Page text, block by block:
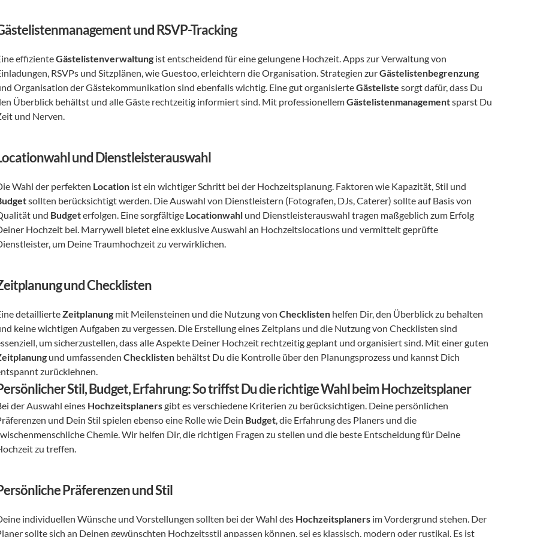
und RSVP-Tracking
effiziente Gästelistenverwaltung ist entscheidend für eine gelungene Hochzeit. Apps zur Verwaltung von
RSVPs und Sitzplänen, wie Guestoo, erleichtern die Organisation. Strategien zur Gästelistenbegrenzung
Organisation der Gästekommunikation sind ebenfalls wichtig. Eine gut organisierte Gästeliste sorgt dafür, dass Du
Überblick behältst und alle Gäste rechtzeitig informiert sind. Mit professionellem Gästelistenmanagement sparst Du
und Nerven.
und Dienstleisterauswahl
Wahl der perfekten Location
sollten berücksichtigt werden. Die Auswahl von Dienstleistern (Fotografen, DJs, Caterer) sollte auf Basis von
und Budget erfolgen. Eine sorgfältige Locationwahl und Dienstleisterauswahl tragen maßgeblich zum Erfolg
Hochzeit bei. Marrywell bietet eine exklusive Auswahl an Hochzeitslocations und vermittelt geprüfte
um Deine Traumhochzeit zu verwirklichen.
und Checklisten
detaillierte Zeitplanung mit Meilensteinen und die Nutzung von Checklisten helfen Dir, den Überblick zu behalten
keine wichtigen Aufgaben zu vergessen. Die Erstellung eines Zeitplans und die Nutzung von Checklisten sind
und umfassenden Checklisten behältst Du die Kontrolle über den Planungsprozess und kannst Dich
zurücklehnen.
Stil, Budget, Erfahrung: So triffst Du die richtige Wahl beim Hochzeitsplaner
der Auswahl eines Hochzeitsplaners gibt es verschiedene Kriterien zu berücksichtigen. Deine persönlichen
und Dein Stil spielen ebenso eine Rolle wie Dein Budget, die Erfahrung des Planers und die
Chemie. Wir helfen Dir, die richtigen Fragen zu stellen und die beste Entscheidung für Deine
zu treffen.
Präferenzen und Stil
individuellen Wünsche und Vorstellungen sollten bei der Wahl des Hochzeitsplaners im Vordergrund stehen. Der
sollte sich an Deinen gewünschten Hochzeitsstil anpassen können, sei es klassisch, modern oder rustikal. Es ist